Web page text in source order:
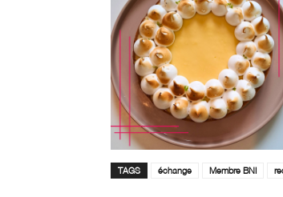
TAGS échange Membre BNI